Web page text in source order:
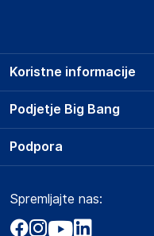
Podjetje Big Bang
O podjetju
Obvestila za javnost
Akt o digitalnih storitvah
Koristne informacije
Prodajna mesta
Storitve
Dostava, vnos in odvoz
Podpora
Marketplace
Kako oddati naročilo?
Spremljajte nas: